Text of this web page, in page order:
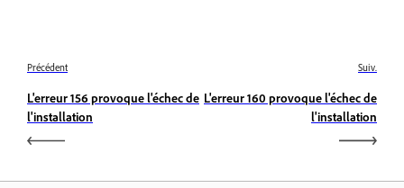
Précédent
L'erreur 156 provoque l'échec de
l'installation
Suiv.
L'erreur 160 provoque l'échec de
l'installation